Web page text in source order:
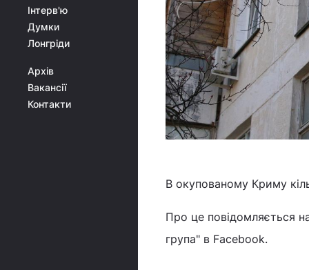
Інтерв'ю
Думки
Лонгріди
Архів
Вакансії
Контакти
В окупованому Криму
Про це повідомляється
група" в Facebook.